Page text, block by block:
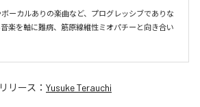
ーカルありの楽曲など、プログレッシブでありな
楽を軸に難病、筋原線維性ミオパチーと向き合い
リース： Yusuke Terauchi